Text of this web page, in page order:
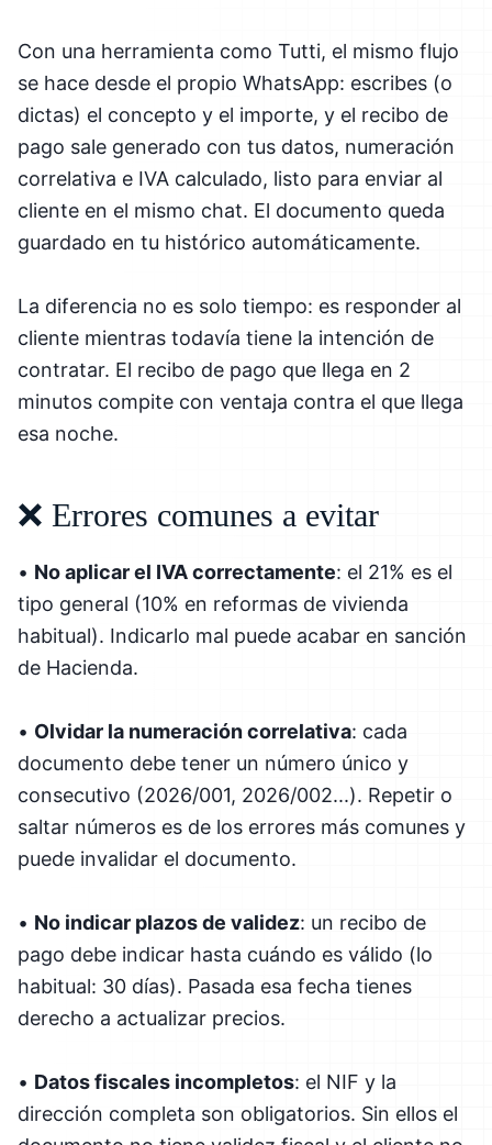
Con una herramienta como Tutti, el mismo flujo
se hace desde el propio WhatsApp: escribes (o
dictas) el concepto y el importe, y el recibo de
pago sale generado con tus datos, numeración
correlativa e IVA calculado, listo para enviar al
cliente en el mismo chat. El documento queda
guardado en tu histórico automáticamente.
La diferencia no es solo tiempo: es responder al
cliente mientras todavía tiene la intención de
contratar. El recibo de pago que llega en 2
minutos compite con ventaja contra el que llega
esa noche.
❌ Errores comunes a evitar
• No aplicar el IVA correctamente: el 21% es el
tipo general (10% en reformas de vivienda
habitual). Indicarlo mal puede acabar en sanción
de Hacienda.
• Olvidar la numeración correlativa: cada
documento debe tener un número único y
consecutivo (2026/001, 2026/002...). Repetir o
saltar números es de los errores más comunes y
puede invalidar el documento.
• No indicar plazos de validez: un recibo de
pago debe indicar hasta cuándo es válido (lo
habitual: 30 días). Pasada esa fecha tienes
derecho a actualizar precios.
• Datos fiscales incompletos: el NIF y la
dirección completa son obligatorios. Sin ellos el